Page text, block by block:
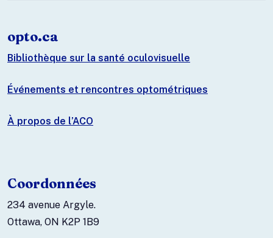
opto.ca
Bibliothèque sur la santé oculovisuelle
Événements et rencontres optométriques
À propos de l’ACO
Coordonnées
234 avenue Argyle.
Ottawa, ON K2P 1B9